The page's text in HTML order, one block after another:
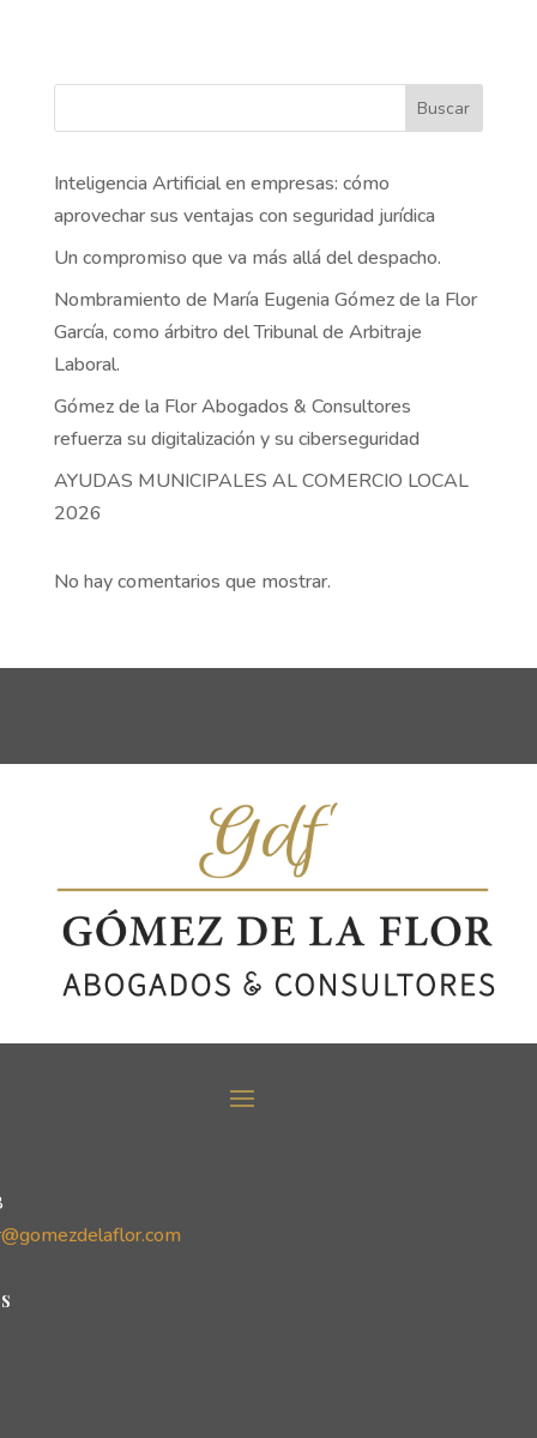
Buscar
Inteligencia Artificial en empresas: cómo
aprovechar sus ventajas con seguridad jurídica
Un compromiso que va más allá del despacho.
Nombramiento de María Eugenia Gómez de la Flor
García, como árbitro del Tribunal de Arbitraje
Laboral.
Gómez de la Flor Abogados & Consultores
refuerza su digitalización y su ciberseguridad
AYUDAS MUNICIPALES AL COMERCIO LOCAL
2026
No hay comentarios que mostrar.